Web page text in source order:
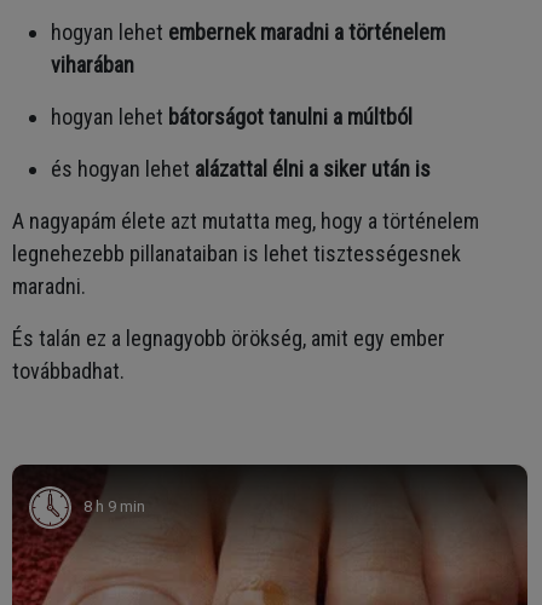
hogyan lehet embernek maradni a történelem
viharában
hogyan lehet bátorságot tanulni a múltból
és hogyan lehet alázattal élni a siker után is
A nagyapám élete azt mutatta meg, hogy a történelem
legnehezebb pillanataiban is lehet tisztességesnek
maradni.
És talán ez a legnagyobb örökség, amit egy ember
továbbadhat.
8 h 9 min